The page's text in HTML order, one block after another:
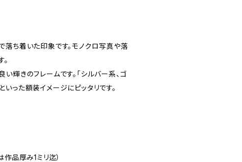
ち着いた印象です。モノクロ写真や落
輝きのフレームです。「シルバー系、ゴ
った額装イメージにピッタリです。
品厚み1ミリ迄）